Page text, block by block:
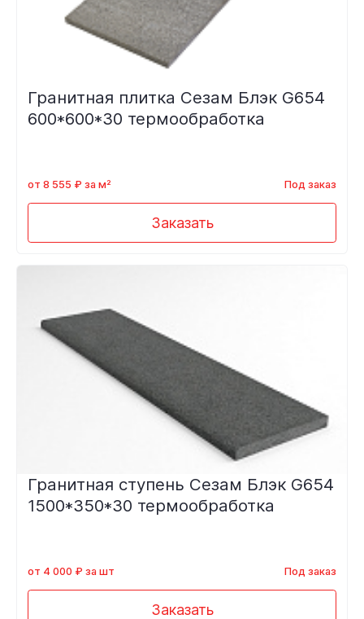
Гранитная плитка Сезам Блэк G654
600*600*30 термообработка
от 8 555 ₽ за м² Под заказ
Заказать
Гранитная ступень Сезам Блэк G654
1500*350*30 термообработка
от 4 000 ₽ за шт Под заказ
Заказать